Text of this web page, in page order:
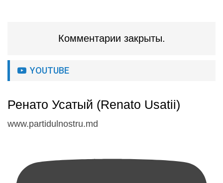
Комментарии закрыты.
YOUTUBE
Ренато Усатый (Renato Usatii)
www.partidulnostru.md